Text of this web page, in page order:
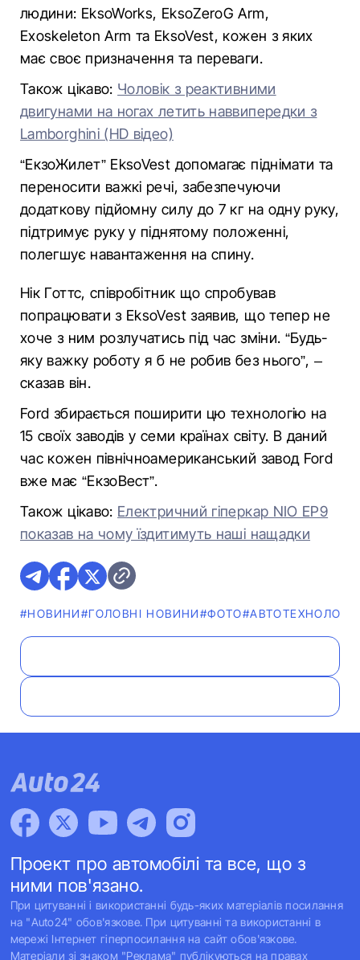
людини: EksoWorks, EksoZeroG Arm,
Exoskeleton Arm та EksoVest, кожен з яких
має своє призначення та переваги.
Також цікаво: Чоловік з реактивними
двигунами на ногах летить наввипередки з
Lamborghini (HD відео)
“ЕкзоЖилет” EksoVest допомагає піднімати та
переносити важкі речі, забезпечуючи
додаткову підйомну силу до 7 кг на одну руку,
підтримує руку у піднятому положенні,
полегшує навантаження на спину.
Нік Готтс, співробітник що спробував
попрацювати з EksoVest заявив, що тепер не
хоче з ним розлучатись під час зміни. “Будь-
яку важку роботу я б не робив без нього”, –
сказав він.
Ford збирається поширити цю технологію на
15 своїх заводів у семи країнах світу. В даний
час кожен північноамериканський завод Ford
вже має “ЕкзоВест”.
Також цікаво: Електричний гіперкар NIO EP9
показав на чому їздитимуть наші нащадки
#НОВИНИ#ГОЛОВНІ НОВИНИ#ФОТО#АВТОТЕХНОЛОГІЇ
Проект про автомобілі та все, що з
ними пов'язано.
При цитуванні і використанні будь-яких матеріалів посилання
на "Auto24" обов'язкове. При цитуванні та використанні в
мережі Інтернет гіперпосилання на сайт обов'язкове.
Матеріали зі знаком "Реклама" публікуються на правах